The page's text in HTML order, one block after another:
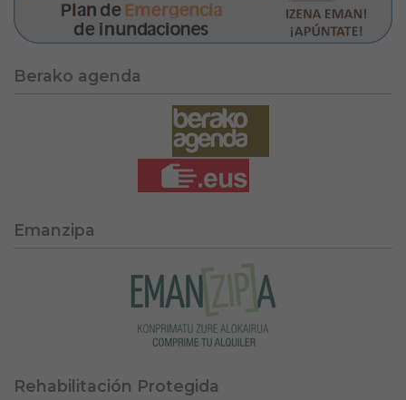
Berako agenda
Emanzipa
Rehabilitación Protegida